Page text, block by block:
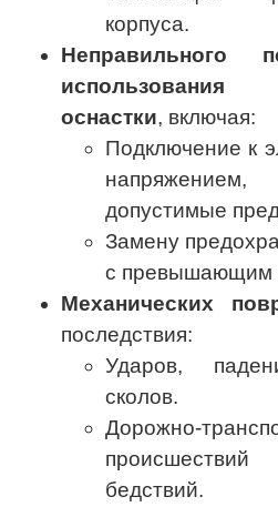
корпуса.
Неправильного
оснастки, включая:
Подключение к
допустимые
Замену
с превышающим
Механических
последствия:
Ударов,
сколов.
Дорожно-
бедствий.